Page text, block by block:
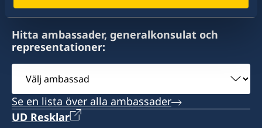
-
Vision Legalis, Attorneys at Law
Mr E.J. Brumastraat 142
Paramaribo
Surinam
9-15 mån-fre (besök efter överenskommelse i
förväg via telefon eller email).
Hitta ambassader, generalkonsulat och
representationer:
Välj
ambassad
Se en lista över alla ambassader
UD Resklar